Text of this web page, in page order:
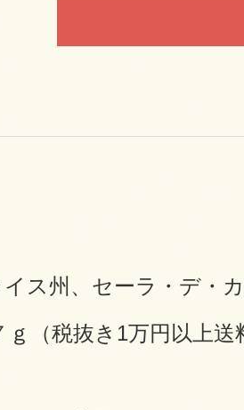
イス州、セーラ・デ
（税抜き1万円以上送